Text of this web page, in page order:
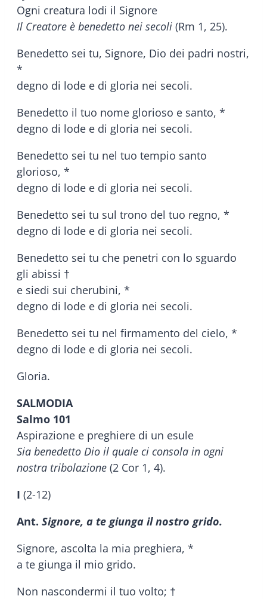
Ogni creatura lodi il Signore
Il Creatore è benedetto nei secoli (Rm 1, 25).
Benedetto sei tu, Signore, Dio dei padri nostri,
*
degno di lode e di gloria nei secoli.
Benedetto il tuo nome glorioso e santo, *
degno di lode e di gloria nei secoli.
Benedetto sei tu nel tuo tempio santo
glorioso, *
degno di lode e di gloria nei secoli.
Benedetto sei tu sul trono del tuo regno, *
degno di lode e di gloria nei secoli.
Benedetto sei tu che penetri con lo sguardo
gli abissi †
e siedi sui cherubini, *
degno di lode e di gloria nei secoli.
Benedetto sei tu nel firmamento del cielo, *
degno di lode e di gloria nei secoli.
Gloria.
SALMODIA
Salmo 101
Aspirazione e preghiere di un esule
Sia benedetto Dio il quale ci consola in ogni
nostra tribolazione (2 Cor 1, 4).
I (2-12)
Ant. Signore, a te giunga il nostro grido.
Signore, ascolta la mia preghiera, *
a te giunga il mio grido.
Non nascondermi il tuo volto; †